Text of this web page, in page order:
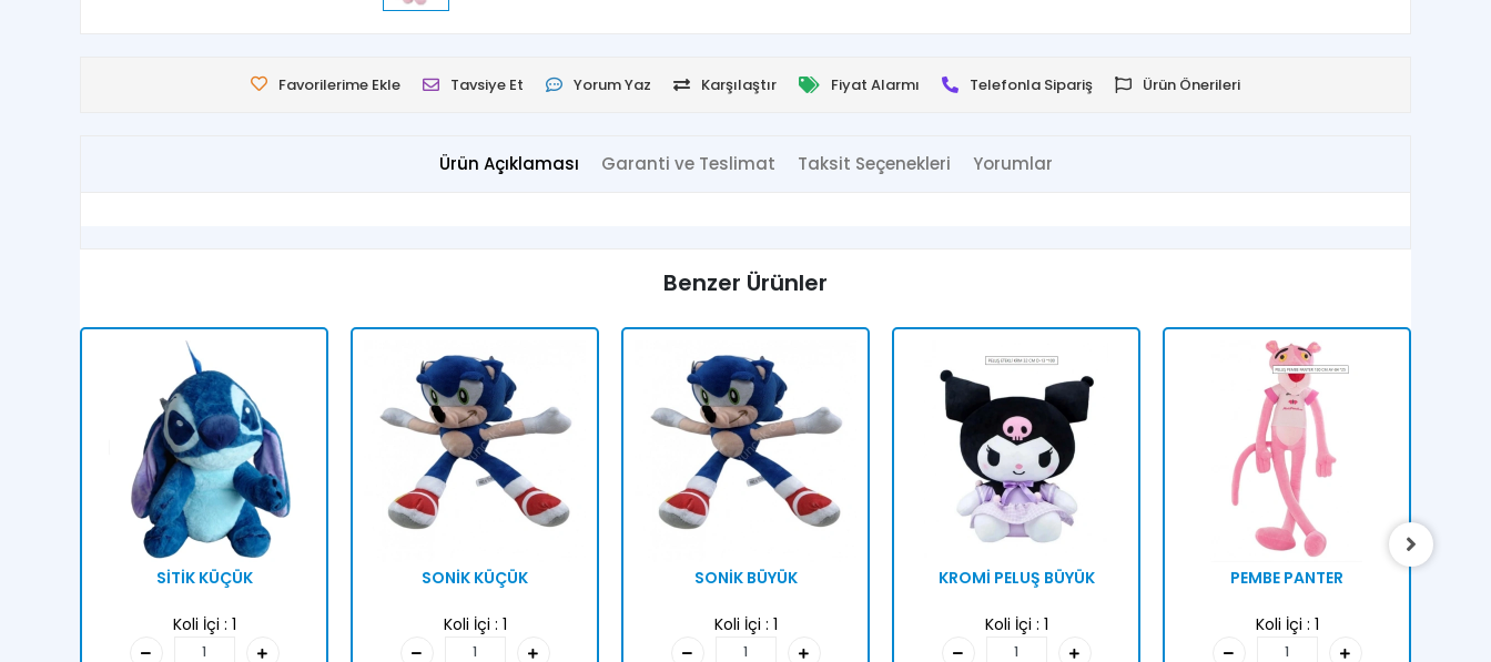
Favorilerime Ekle Tavsiye Et Yorum Yaz Karşılaştır Fiyat Alarmı Telefonla Sipariş Ürün Önerileri
Ürün Açıklaması Garanti ve Teslimat Taksit Seçenekleri Yorumlar
Benzer Ürünler
SİTİK KÜÇÜK
Koli İçi : 1
SONİK KÜÇÜK
Koli İçi : 1
SONİK BÜYÜK
Koli İçi : 1
KROMİ PELUŞ BÜYÜK
Koli İçi : 1
PEMBE PANTER
Koli İçi : 1